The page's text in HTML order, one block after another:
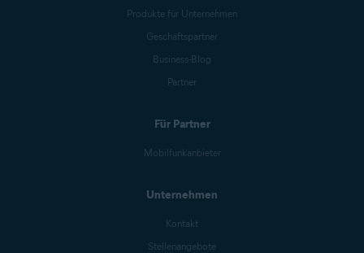
Produkte für Unternehmen
Geschäftspartner
Business-Blog
Partner
Für Partner
Mobilfunkanbieter
Unternehmen
Kontakt
Stellenangebote